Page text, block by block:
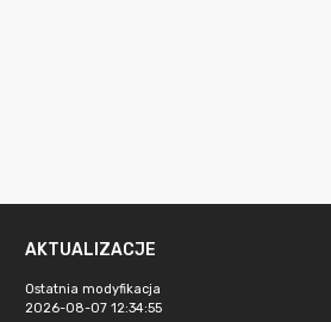
AKTUALIZACJE
Ostatnia modyfikacja
2026-08-07 12:34:55